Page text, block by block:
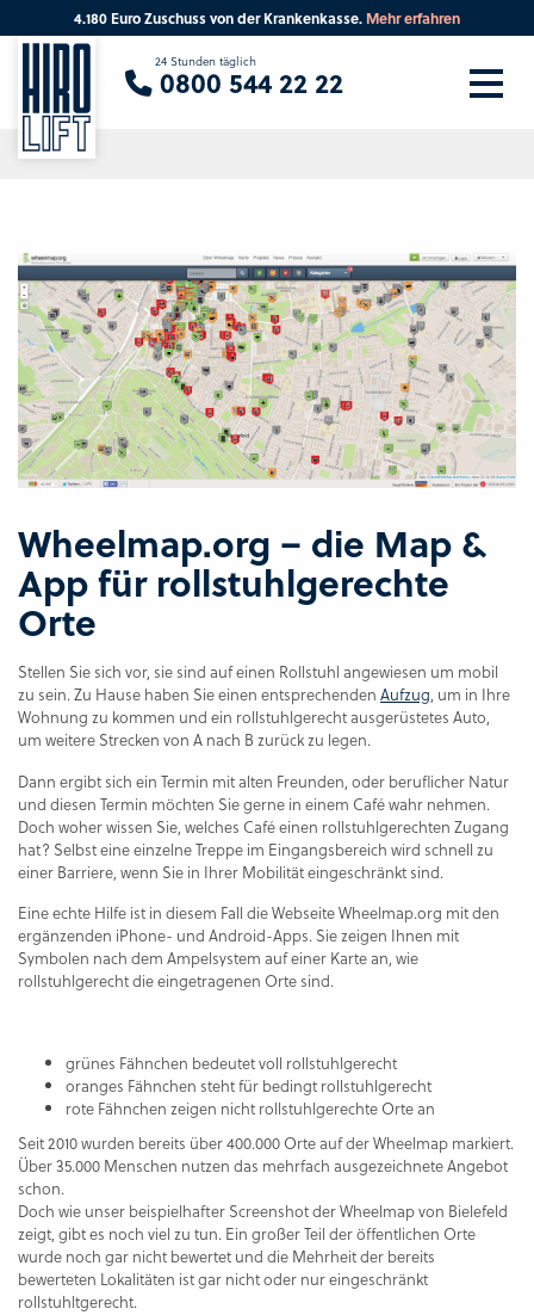
Wheelmap.org – die Map &
App für rollstuhlgerechte
Orte
Stellen Sie sich vor, sie sind auf einen Rollstuhl angewiesen um mobil
zu sein. Zu Hause haben Sie einen entsprechenden Aufzug, um in Ihre
Wohnung zu kommen und ein rollstuhlgerecht ausgerüstetes Auto,
um weitere Strecken von A nach B zurück zu legen.
Dann ergibt sich ein Termin mit alten Freunden, oder beruflicher Natur
und diesen Termin möchten Sie gerne in einem Café wahr nehmen.
Doch woher wissen Sie, welches Café einen rollstuhlgerechten Zugang
hat? Selbst eine einzelne Treppe im Eingangsbereich wird schnell zu
einer Barriere, wenn Sie in Ihrer Mobilität eingeschränkt sind.
Eine echte Hilfe ist in diesem Fall die Webseite Wheelmap.org mit den
ergänzenden iPhone- und Android-Apps. Sie zeigen Ihnen mit
Symbolen nach dem Ampelsystem auf einer Karte an, wie
rollstuhlgerecht die eingetragenen Orte sind.
grünes Fähnchen bedeutet voll rollstuhlgerecht
oranges Fähnchen steht für bedingt rollstuhlgerecht
rote Fähnchen zeigen nicht rollstuhlgerechte Orte an
Seit 2010 wurden bereits über 400.000 Orte auf der Wheelmap markiert.
Über 35.000 Menschen nutzen das mehrfach ausgezeichnete Angebot
schon.
Doch wie unser beispielhafter Screenshot der Wheelmap von Bielefeld
zeigt, gibt es noch viel zu tun. Ein großer Teil der öffentlichen Orte
wurde noch gar nicht bewertet und die Mehrheit der bereits
bewerteten Lokalitäten ist gar nicht oder nur eingeschränkt
rollstuhltgerecht.
4.180 Euro Zuschuss von der Krankenkasse. Mehr erfahren
24 Stunden täglich
0800 544 22 22
Sie suchen eine Beratung vor Ort?
Ihre PLZ Beratung